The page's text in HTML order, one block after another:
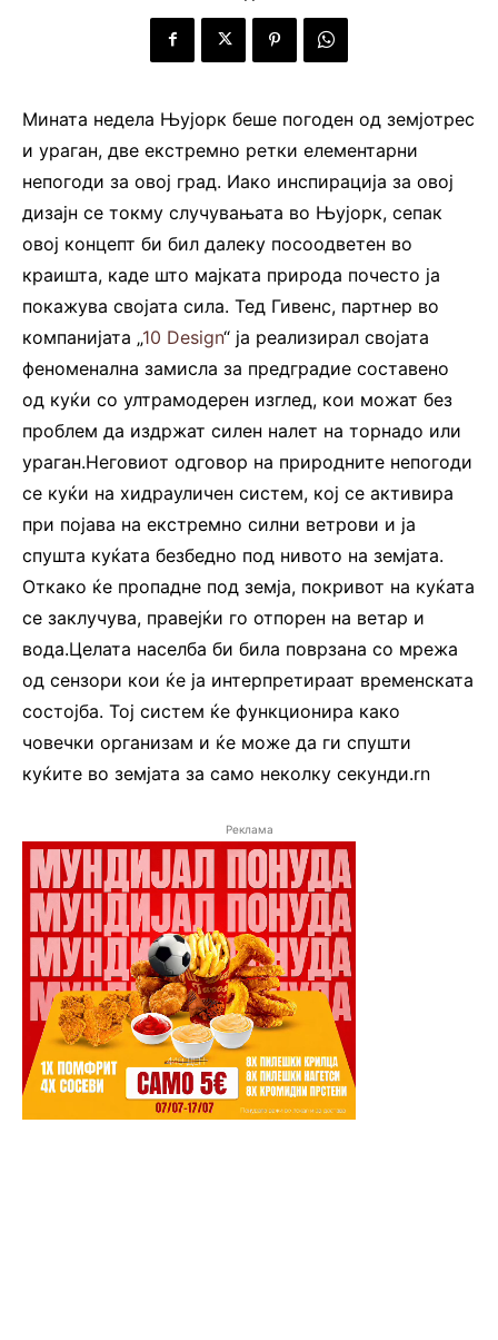
Мината недела Њујорк беше погоден од земјотрес
и ураган, две екстремно ретки елементарни
непогоди за овој град. Иако инспирација за овој
дизајн се токму случувањата во Њујорк, сепак
овој концепт би бил далеку посоодветен во
краишта, каде што мајката природа почесто ја
покажува својата сила. Тед Гивенс, партнер во
компанијата „10 Design“ ја реализирал својата
феноменална замисла за предградие составено
од куќи со ултрамодерен изглед, кои можат без
проблем да издржат силен налет на торнадо или
ураган.Неговиот одговор на природните непогоди
се куќи на хидрауличен систем, кој се активира
при појава на екстремно силни ветрови и ја
спушта куќата безбедно под нивото на земјата.
Откако ќе пропадне под земја, покривот на куќата
се заклучува, правејќи го отпорен на ветар и
вода.Целата населба би била поврзана со мрежа
од сензори кои ќе ја интерпретираат временската
состојба. Тој систем ќе функционира како
човечки организам и ќе може да ги спушти
куќите во земјата за само неколку секунди.rn
Реклама